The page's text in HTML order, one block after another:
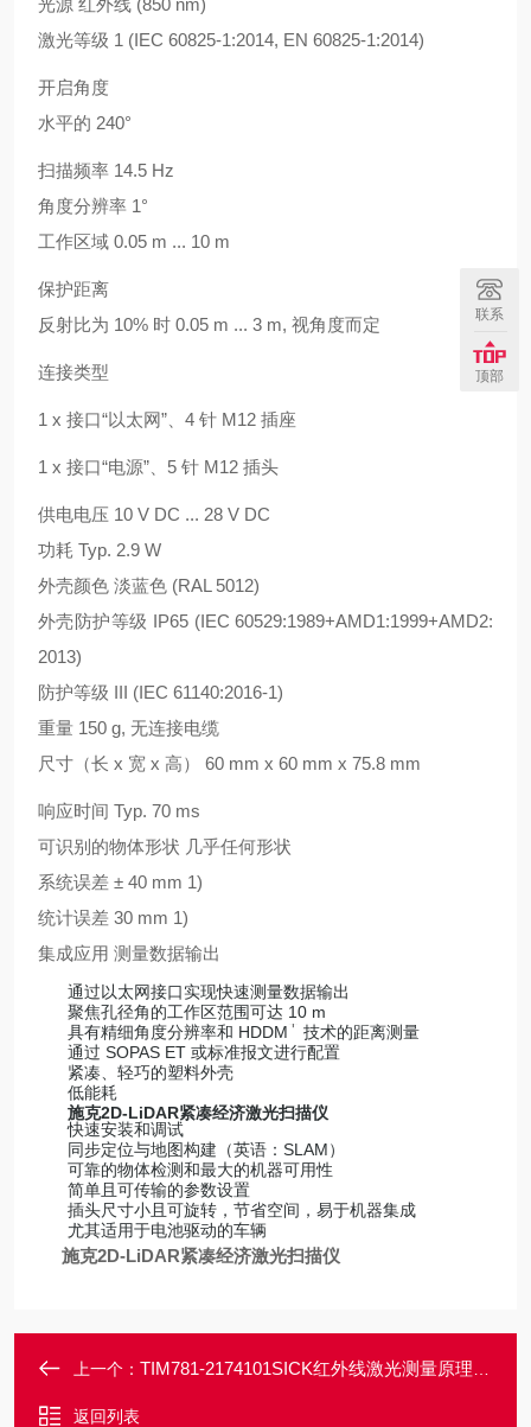
光源 红外线 (850 nm)
激光等级 1 (IEC 60825-1:2014, EN 60825-1:2014)
开启角度
水平的 240°
扫描频率 14.5 Hz
角度分辨率 1°
工作区域 0.05 m ... 10 m
保护距离
反射比为 10% 时 0.05 m ... 3 m, 视角度而定
连接类型
1 x 接口“以太网”、4 针 M12 插座
1 x 接口“电源”、5 针 M12 插头
供电电压 10 V DC ... 28 V DC
功耗 Typ. 2.9 W
外壳颜色 淡蓝色 (RAL 5012)
外壳防护等级 IP65 (IEC 60529:1989+AMD1:1999+AMD2:
2013)
防护等级 III (IEC 61140:2016-1)
重量 150 g, 无连接电缆
尺寸（长 x 宽 x 高） 60 mm x 60 mm x 75.8 mm
响应时间 Typ. 70 ms
可识别的物体形状 几乎任何形状
系统误差 ± 40 mm 1)
统计误差 30 mm 1)
集成应用 测量数据输出
通过以太网接口实现快速测量数据输出
聚焦孔径角的工作区范围可达 10 m
具有精细角度分辨率和 HDDM+ 技术的距离测量
通过 SOPAS ET 或标准报文进行配置
紧凑、轻巧的塑料外壳
低能耗
施克2D-LiDAR紧凑经济激光扫描仪
快速安装和调试
同步定位与地图构建（英语：SLAM）
可靠的物体检测和最大的机器可用性
简单且可传输的参数设置
插头尺寸小且可旋转，节省空间，易于机器集成
尤其适用于电池驱动的车辆
施克2D-LiDAR紧凑经济激光扫描仪
上一个： TIM781-2174101SICK红外线激光测量原理HDDM+
返回列表
联系
顶部